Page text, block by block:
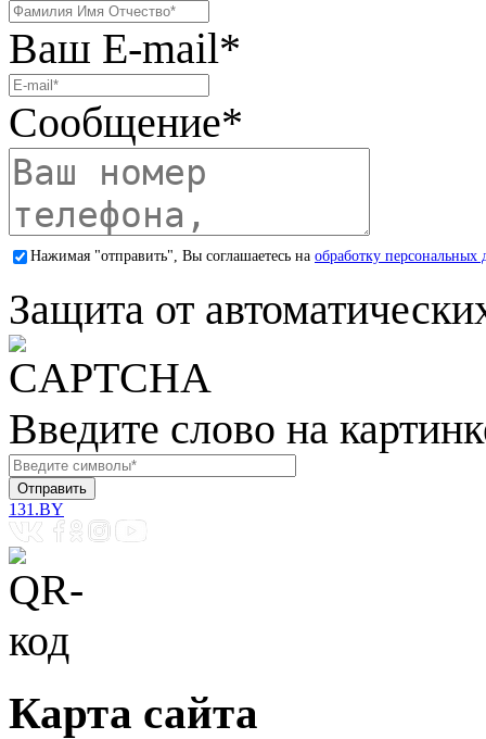
Ваш E-mail*
Сообщение*
Нажимая "отправить", Вы соглашаетесь на обработку персональных
Защита от
Введите слово на
131.BY
Карта сайта